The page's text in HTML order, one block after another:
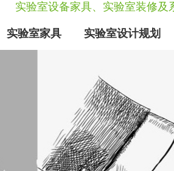
实验室设备家具、实验室装修
实验室家具 实验室设计规划